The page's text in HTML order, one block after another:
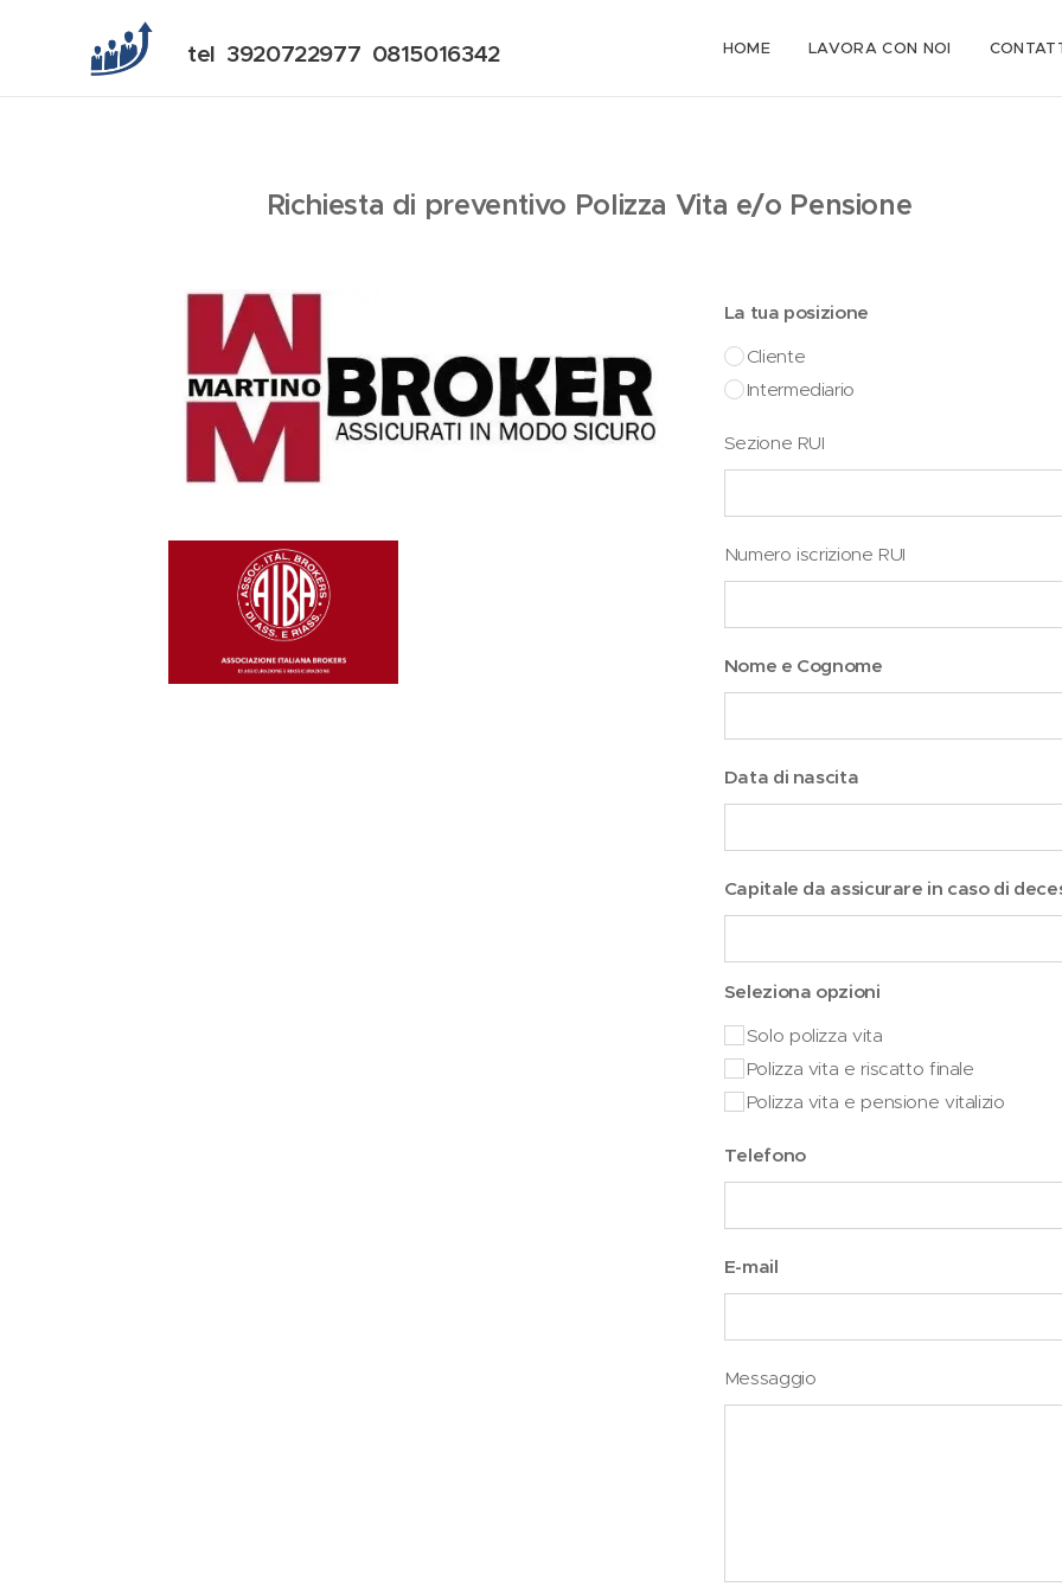
tel 3920722977 0815016342 HOME LAVORA CON NOI
Richiesta di preventivo Polizza Vita e/o Pensione
La tua posizione
Cliente
Intermediario
Sezione RUI
Numero iscrizione RUI
Nome e Cognome
Data di nascita
Capitale da assicurare in caso di
Seleziona opzioni
Solo polizza vita
Polizza vita e riscatto finale
Polizza vita e pensione vitalizio
Telefono
E-mail
Messaggio